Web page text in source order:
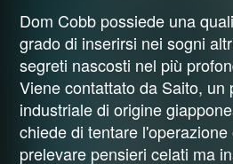
Dom Cobb possiede una
grado di inserirsi nei sogni
segreti nascosti nel più
Viene contattato da Saito, un
industriale di origine
chiede di tentare
prelevare pensieri celati ma